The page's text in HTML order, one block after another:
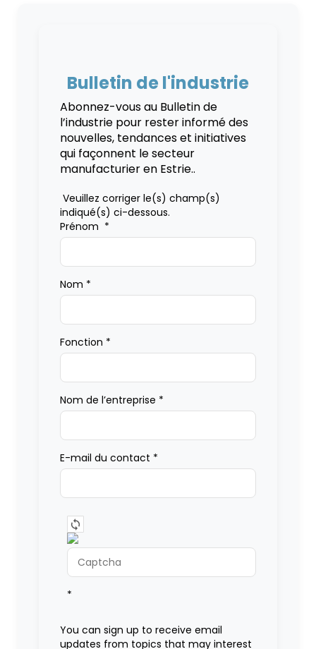
Bulletin de l'industrie
Abonnez-vous au Bulletin de
l’industrie pour rester informé des
nouvelles, tendances et initiatives
qui façonnent le secteur
manufacturier en Estrie..
Veuillez corriger le(s) champ(s)
indiqué(s) ci-dessous.
Prénom *
Nom *
Fonction *
Nom de l’entreprise *
E-mail du contact *
*
You can sign up to receive email
updates from topics that may interest